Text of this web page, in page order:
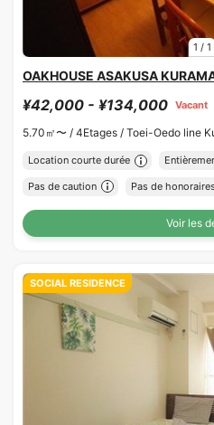
1 / 1
OAKHOUSE ASAKUSA
¥42,000 - ¥134,000 Vacant
5.70㎡〜 / 4Etages / Toei-Oedo line
Location courte durée
Pas de caution Pas de
Voir les
SOCIAL RESIDENCE